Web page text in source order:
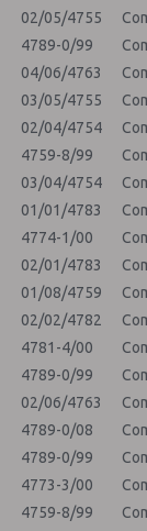
02/05/4755
4789-0/99
04/06/4763
03/05/4755
02/04/4754
4759-8/99
03/04/4754
01/01/4783
4774-1/00
02/01/4783
01/08/4759
02/02/4782
4781-4/00
4789-0/99
02/06/4763
4789-0/08
4789-0/99
4773-3/00
4759-8/99